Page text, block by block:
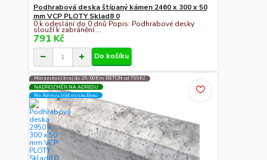
Podhrabová deska štípaný kámen 2460 x 300 x 50
mm VCP PLOTY Sklad8 0
0 k odeslání do 0 dnů Popis: Podhrabové desky
slouží k zabránění ...
791 Kč
Do košíku
Moravskosl.kraj do 25-50Km BETON od 799Kč
NADROZMĚR NA ADRESU
Na Adresu,Výd.místo,Boxu